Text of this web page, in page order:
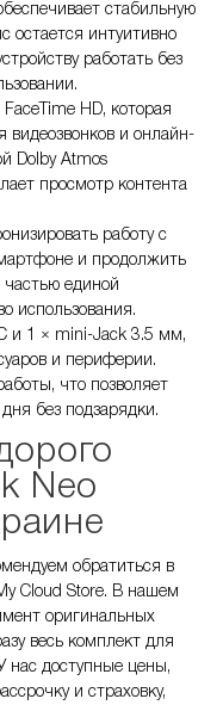
стабильную
остается интуитивно
работать без
HD, которая
видеозвонков и онлайн-
Dolby Atmos
просмотр контента
работу с
и продолжить
частью единой
использования.
и 1 × mini-Jack 3.5 мм,
и периферии.
что позволяет
дня без подзарядки.
Neo
обратиться в
Cloud Store. В нашем
оригинальных
весь комплект для
нас доступные цены,
и страховку,